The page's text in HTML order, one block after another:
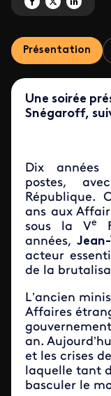
Présentation
Une soirée
Snégaroff,
Dix années
postes,
République.
ans aux
sous la Ve
années,
acteur
de la
L’ancien
Affaires
an.
et les crises
laquelle tant
basculer le